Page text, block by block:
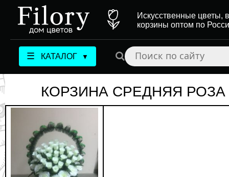
Искусственные цветы,
корзины оптом по
☰ КАТАЛОГ ▼
КОРЗИНА СРЕДНЯЯ